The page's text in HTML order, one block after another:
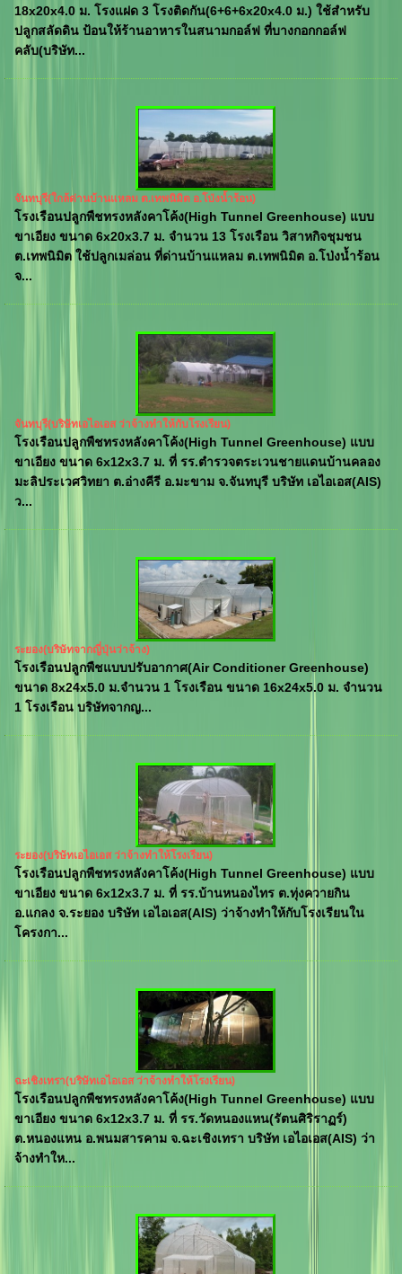
18x20x4.0 ม. โรงแฝด 3 โรงติดกัน(6+6+6x20x4.0 ม.) ใช้สำหรับ
ปลูกสลัดดิน ป้อนให้ร้านอาหารในสนามกอล์ฟ ที่บางกอกกอล์ฟ
คลับ(บริษัท...
จันทบุรี(ใกล้ด่านบ้านแหลม ต.เทพนิมิต อ.โป่งน้ำร้อน)
โรงเรือนปลูกพืชทรงหลังคาโค้ง(High Tunnel Greenhouse) แบบ
ขาเอียง ขนาด 6x20x3.7 ม. จำนวน 13 โรงเรือน วิสาหกิจชุมชน
ต.เทพนิมิต ใช้ปลูกเมล่อน ที่ด่านบ้านแหลม ต.เทพนิมิต อ.โป่งน้ำร้อน
จ...
จันทบุรี(บริษัทเอไอเอส ว่าจ้างทำให้กับโรงเรียน)
โรงเรือนปลูกพืชทรงหลังคาโค้ง(High Tunnel Greenhouse) แบบ
ขาเอียง ขนาด 6x12x3.7 ม. ที่ รร.ตำรวจตระเวนชายแดนบ้านคลอง
มะลิประเวศวิทยา ต.อ่างคีรี อ.มะขาม จ.จันทบุรี บริษัท เอไอเอส(AIS)
ว...
ระยอง(บริษัทจากญี่ปุ่นว่าจ้าง)
โรงเรือนปลูกพืชแบบปรับอากาศ(Air Conditioner Greenhouse)
ขนาด 8x24x5.0 ม.จำนวน 1 โรงเรือน ขนาด 16x24x5.0 ม. จำนวน
1 โรงเรือน บริษัทจากญ...
ระยอง(บริษัทเอไอเอส ว่าจ้างทำให้โรงเรียน)
โรงเรือนปลูกพืชทรงหลังคาโค้ง(High Tunnel Greenhouse) แบบ
ขาเอียง ขนาด 6x12x3.7 ม. ที่ รร.บ้านหนองไทร ต.ทุ่งควายกิน
อ.แกลง จ.ระยอง บริษัท เอไอเอส(AIS) ว่าจ้างทำให้กับโรงเรียนใน
โครงกา...
ฉะเชิงเทรา(บริษัทเอไอเอส ว่าจ้างทำให้โรงเรียน)
โรงเรือนปลูกพืชทรงหลังคาโค้ง(High Tunnel Greenhouse) แบบ
ขาเอียง ขนาด 6x12x3.7 ม. ที่ รร.วัดหนองแหน(รัตนศิริราฏร์)
ต.หนองแหน อ.พนมสารคาม จ.ฉะเชิงเทรา บริษัท เอไอเอส(AIS) ว่า
จ้างทำให...